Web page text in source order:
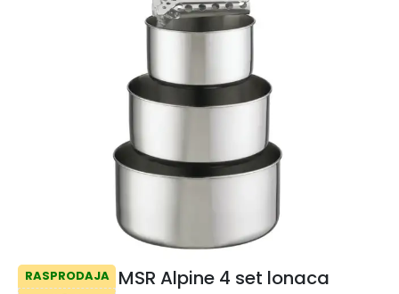
RASPRODAJA MSR Alpine 4 set lonaca